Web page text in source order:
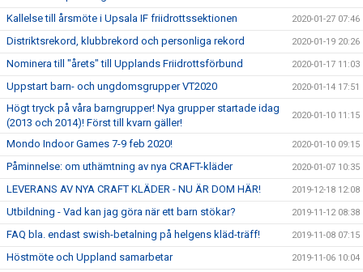
Kallelse till årsmöte i Upsala IF friidrottssektionen 2020-01-27 07:46
Distriktsrekord, klubbrekord och personliga rekord 2020-01-19 20:26
Nominera till "årets" till Upplands Friidrottsförbund 2020-01-17 11:03
Uppstart barn- och ungdomsgrupper VT2020 2020-01-14 17:51
Högt tryck på våra barngrupper! Nya grupper startade idag
(2013 och 2014)! Först till kvarn gäller!
2020-01-10 11:15
Mondo Indoor Games 7-9 feb 2020! 2020-01-10 09:15
Påminnelse: om uthämtning av nya CRAFT-kläder 2020-01-07 10:35
LEVERANS AV NYA CRAFT KLÄDER - NU ÄR DOM HÄR! 2019-12-18 12:08
Utbildning - Vad kan jag göra när ett barn stökar? 2019-11-12 08:38
FAQ bla. endast swish-betalning på helgens kläd-träff! 2019-11-08 07:15
Höstmöte och Uppland samarbetar 2019-11-06 10:04